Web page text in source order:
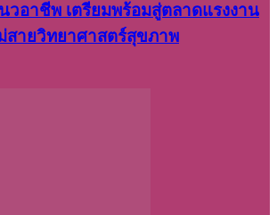
วอาชีพ เตรียมพร้อมสู่ตลาดแรงงาน
สายวิทยาศาสตร์สุขภาพ